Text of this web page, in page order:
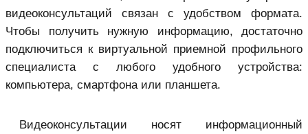
видеоконсультаций связан с удобством формата.
Чтобы получить нужную информацию, достаточно
подключиться к виртуальной приемной профильного
специалиста с любого удобного устройства:
компьютера, смартфона или планшета.
Видеоконсультации носят информационный